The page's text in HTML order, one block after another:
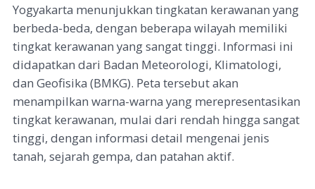
Yogyakarta menunjukkan tingkatan kerawanan yang
berbeda-beda, dengan beberapa wilayah memiliki
tingkat kerawanan yang sangat tinggi. Informasi ini
didapatkan dari Badan Meteorologi, Klimatologi,
dan Geofisika (BMKG). Peta tersebut akan
menampilkan warna-warna yang merepresentasikan
tingkat kerawanan, mulai dari rendah hingga sangat
tinggi, dengan informasi detail mengenai jenis
tanah, sejarah gempa, dan patahan aktif.